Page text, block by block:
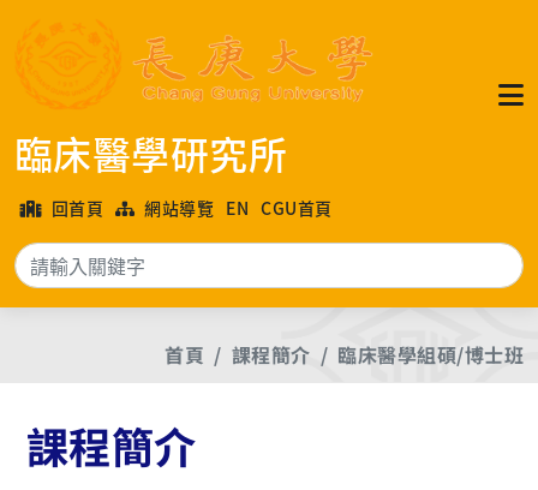
臨床醫學研究所
回首頁 網站導覽 EN CGU首頁
搜尋
首頁 課程簡介 臨床醫學組碩/博士班
課程簡介